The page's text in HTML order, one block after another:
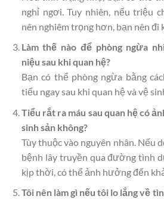
nghỉ ngơi. Tuy nhiên, nếu triệu
nên nghiêm trọng hơn, bạn nên đi
Làm thế nào để phòng ngừa
niệu sau khi quan hệ?
Bạn có thể phòng ngừa bằng
tiểu ngay sau khi quan hệ và vệ
Tiểu rắt ra máu sau quan hệ có
sinh sản không?
Tùy thuộc vào nguyên nhân. Nếu
bệnh lây truyền qua đường tình
kịp thời, có thể ảnh hưởng đến
Tôi nên làm gì nếu tôi lo lắng về